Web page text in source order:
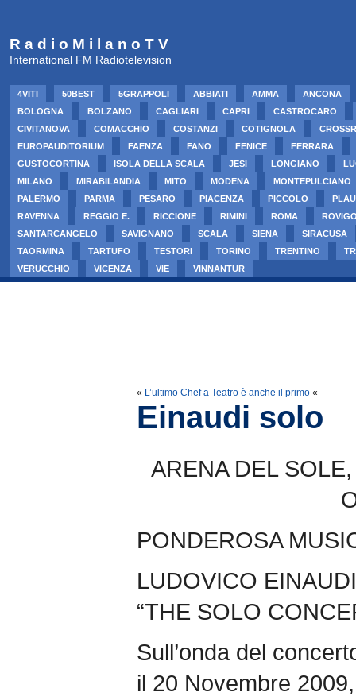
R a d i o M i l a n o T V
International FM Radiotelevision
4VITI 50BEST 5GRAPPOLI ABBIATI AMMA
ANCONA
BOLOGNA
BOLZANO CAGLIARI CAPRI
CASTROCARO
CIVITANOVA
COMACCHIO COSTANZI COTIGNOLA
EUROPAUDITORIUM
FAENZA FANO FENICE
FERRARA
GUSTOCORTINA
ISOLA DELLA SCALA JESI LONGIANO
MILANO
MIRABILANDIA MITO MODENA
MONTEPULCIANO
PALERMO
PARMA PESARO PIACENZA PICCOLO
RAVENNA
REGGIO E. RICCIONE RIMINI ROMA
SANTARCANGELO
SAVIGNANO SCALA SIENA
SIRACUSA
TAORMINA
TARTUFO TESTORI TORINO TRENTINO
VERUCCHIO
VICENZA VIE VINNANTUR
« L’ultimo Chef a Teatro è anche il primo «
Einaudi solo
ARENA DEL
PONDEROSA
LUDOVICO EINAUDI
“THE SOLO
Sull’onda del
il 20 Novembre